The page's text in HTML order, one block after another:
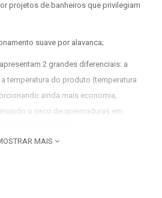
projetos de banheiros que privilegiam
suave por alavanca;
2 grandes diferenciais: a
temperatura do produto (temperatura
ainda mais economia,
o risco de queimaduras em
MAIS